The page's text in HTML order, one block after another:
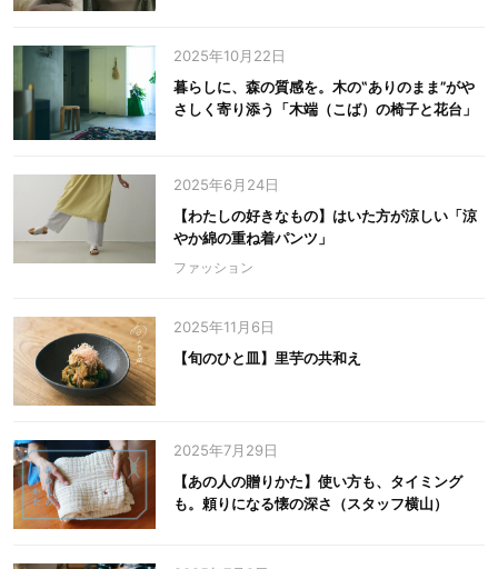
2025年10月22日
暮らしに、森の質感を。木の‟ありのまま”がや
さしく寄り添う「木端（こば）の椅子と花台」
2025年6月24日
【わたしの好きなもの】はいた方が涼しい「涼
やか綿の重ね着パンツ」
ファッション
2025年11月6日
【旬のひと皿】里芋の共和え
2025年7月29日
【あの人の贈りかた】使い方も、タイミング
も。頼りになる懐の深さ（スタッフ横山）